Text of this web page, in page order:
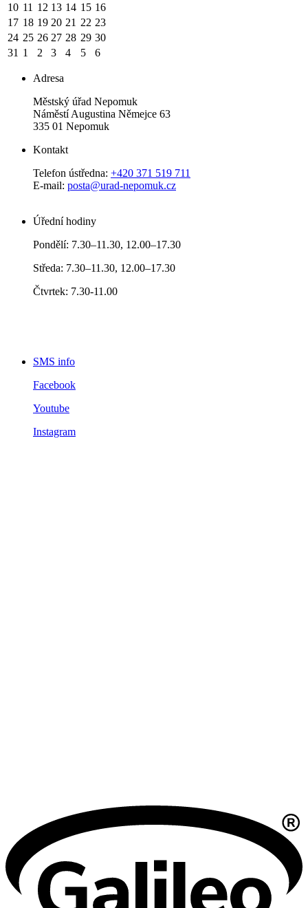
10 11 12 13 14 15 16
17 18 19 20 21 22 23
24 25 26 27 28 29 30
31 1 2 3 4 5 6
Adresa
Městský úřad Nepomuk
Náměstí Augustina Němejce 63
335 01 Nepomuk
Kontakt
Telefon ústředna: +420 371 519 711
E-mail: posta@urad-nepomuk.cz
Úřední hodiny
Pondělí: 7.30–11.30, 12.00–17.30
Středa: 7.30–11.30, 12.00–17.30
Čtvrtek: 7.30-11.00
SMS info
Facebook
Youtube
Instagram